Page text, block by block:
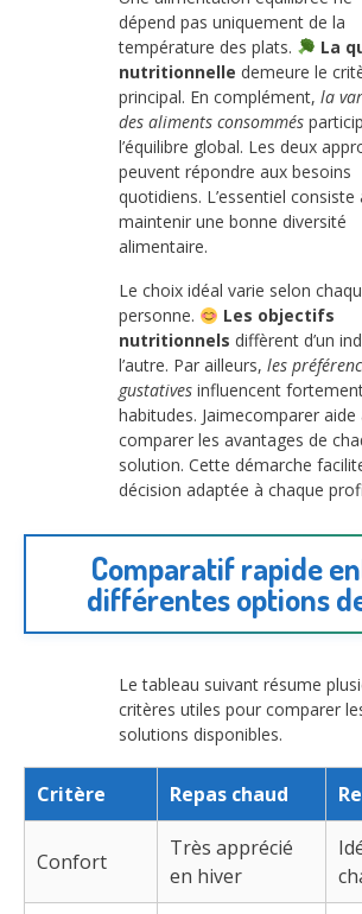
dépend pas uniquement de la
température des plats.
La
nutritionnelle demeure le
principal. En complément, la
des aliments consommés
l’équilibre global. Les deux
peuvent répondre aux besoins
quotidiens. L’essentiel consiste
maintenir une bonne diversité
alimentaire.
Le choix idéal varie selon
personne.
Les objectifs
nutritionnels diffèrent d’un
l’autre. Par ailleurs, les
gustatives influencent
habitudes. Jaimecomparer aide
comparer les avantages de
solution. Cette démarche
décision adaptée à chaque
Comparatif rapide
différentes options
Le tableau suivant résume
critères utiles pour comparer
solutions disponibles.
Critère Repas chaud
Confort
Très apprécié
en hiver